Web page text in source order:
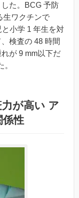
た。BCG 予防
生ワクチンで
小学 1 年生を対
検査の 48 時間
が 9 mm以下だ
が高い ア
係性